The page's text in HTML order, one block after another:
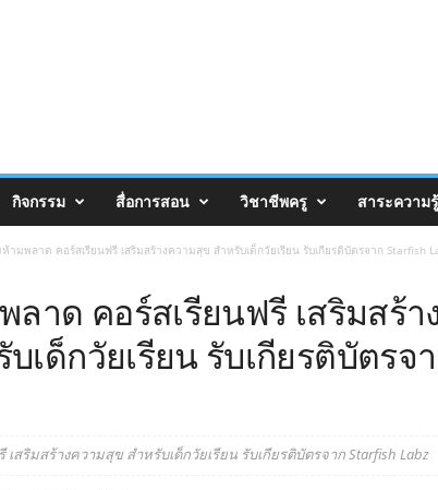
กิจกรรม สื่อการสอน วิชาชีพครู สาระความรู้
ามพลาด คอร์สเรียนฟรี เสริมสร้างความสุข สำหรับเด็กวัยเรียน รับเกียรติบัตรจาก Starfish
าด คอร์สเรียนฟรี เสริมสร้า
เด็กวัยเรียน รับเกียรติบัตรจ
สริมสร้างความสุข สำหรับเด็กวัยเรียน รับเกียรติบัตรจาก Starfish Labz